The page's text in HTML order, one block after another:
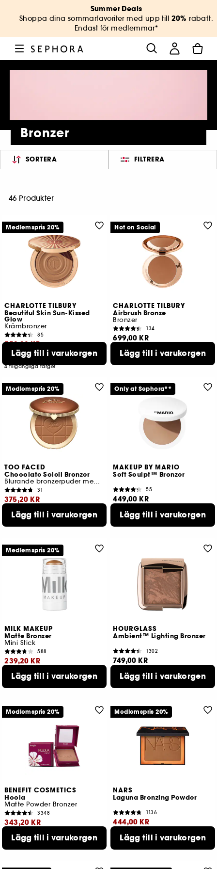
Summer Deals
Shoppa dina sommarfavoriter med upp till 20% rabatt.
Endast för medlemmar*
Bronzer
SORTERA FILTRERA
46 Produkter
CHARLOTTE TILBURY
Beautiful Skin Sun-Kissed
Glow
Krämbronzer
85
559,20 KR
Lägsta pris : 699,00 KR
4 tillgängliga färger
Lägg till i varukorgen
Medlemspris 20%
CHARLOTTE TILBURY
Airbrush Bronze
Bronzer
134
699,00 KR
Lägg till i varukorgen
Hot on Social
TOO FACED
Chocolate Soleil Bronzer
Blurande bronzerpuder med matt finish
31
375,20 KR
Lägsta pris : 469,00 KR
5 tillgängliga färger
Lägg till i varukorgen
Medlemspris 20%
MAKEUP BY MARIO
Soft Sculpt™ Bronzer
55
449,00 KR
Lägg till i varukorgen
Only at Sephora**
MILK MAKEUP
Matte Bronzer
Mini Stick
588
239,20 KR
Lägsta pris : 299,00 KR
3 tillgängliga färger
Lägg till i varukorgen
Medlemspris 20%
HOURGLASS
Ambient™ Lighting Bronzer
1302
749,00 KR
Lägg till i varukorgen
BENEFIT COSMETICS
Hoola
Matte Powder Bronzer
3348
343,20 KR
Lägsta pris : 429,00 KR
7 tillgängliga färger
Lägg till i varukorgen
Medlemspris 20%
NARS
Laguna Bronzing Powder
1136
444,00 KR
Lägsta pris : 555,00 KR
4 tillgängliga färger
Lägg till i varukorgen
Medlemspris 20%